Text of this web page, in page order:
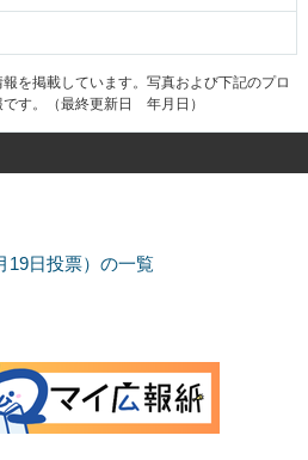
を掲載しています。写真および下記のプロ
す。（最終更新日 年月日）
19日投票）の一覧